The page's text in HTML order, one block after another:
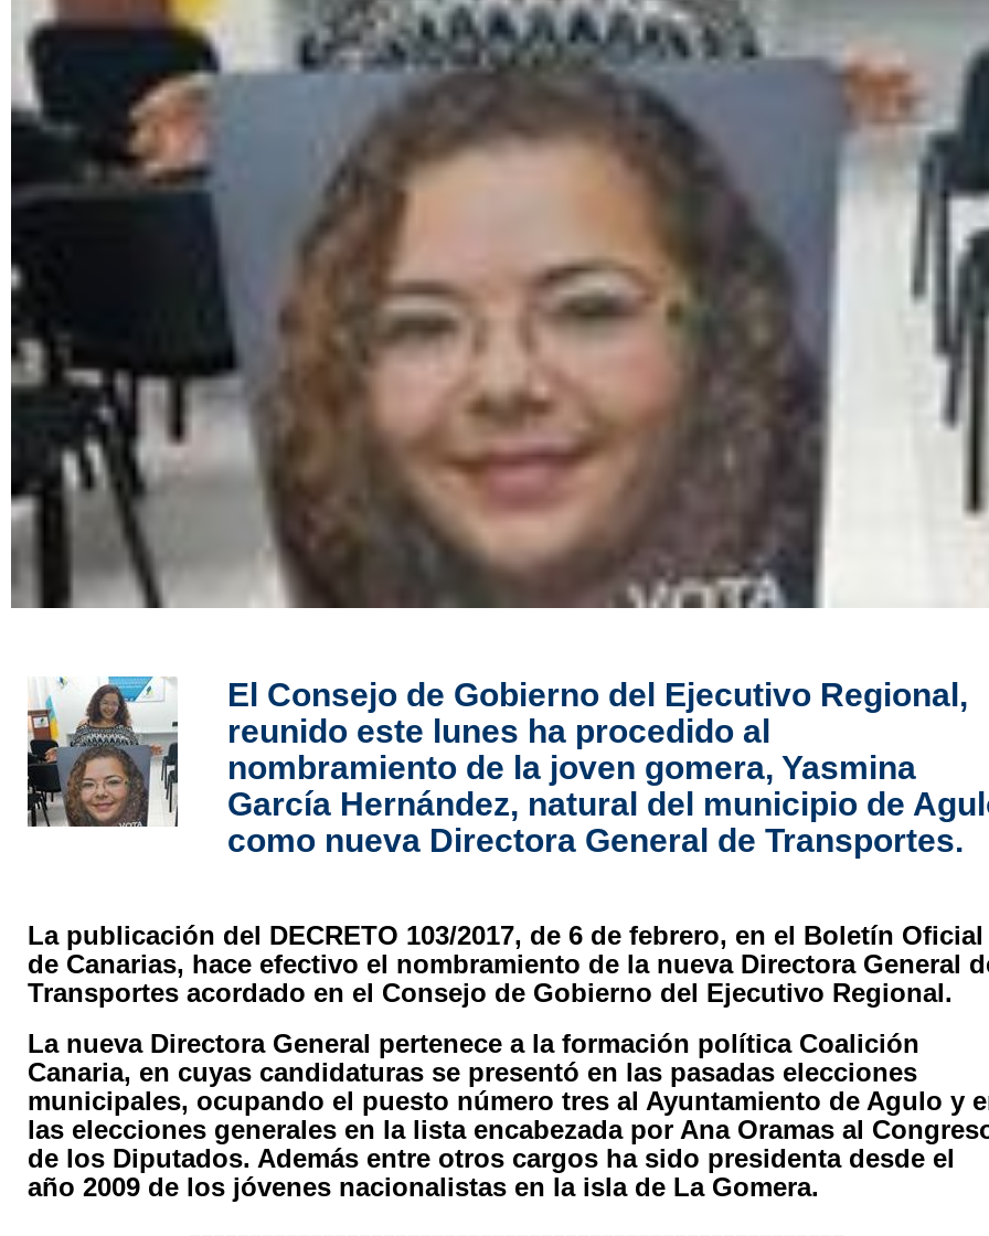
El Consejo de Gobierno del Ejecutivo Regional,
reunido este lunes ha procedido al
nombramiento de la joven gomera, Yasmina
García Hernández, natural del municipio de
como nueva Directora General de Transportes.
La publicación del DECRETO 103/2017, de 6 de febrero, en el Boletín Oficial
de Canarias, hace efectivo el nombramiento de la nueva Directora General
Transportes acordado en el Consejo de Gobierno del Ejecutivo Regional.
La nueva Directora General pertenece a la formación política Coalición
Canaria, en cuyas candidaturas se presentó en las pasadas elecciones
municipales, ocupando el puesto número tres al Ayuntamiento de Agulo y
las elecciones generales en la lista encabezada por Ana Oramas al
de los Diputados. Además entre otros cargos ha sido presidenta desde el
año 2009 de los jóvenes nacionalistas en la isla de La Gomera.